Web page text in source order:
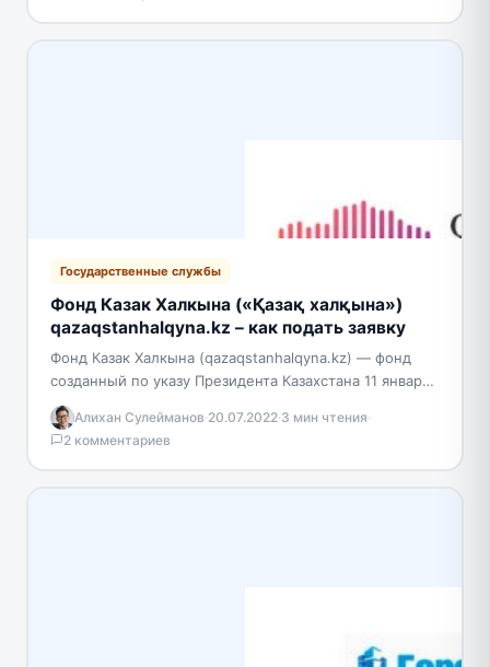
Государственные службы
Фонд Казак Халкына («Қазақ халқына»)
qazaqstanhalqyna.kz – как подать заявку
Фонд Казак Халкына (qazaqstanhalqyna.kz) — фонд
созданный по указу Президента Казахстана 11 января
2022 года. Призван решать проблемы народа в
области медицинских…
Алихан Сулейманов·20.07.2022·3 мин чтения·
2 комментариев